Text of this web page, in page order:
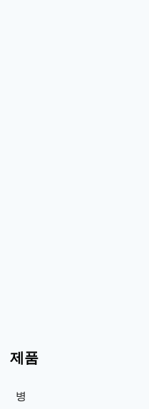
제품
병